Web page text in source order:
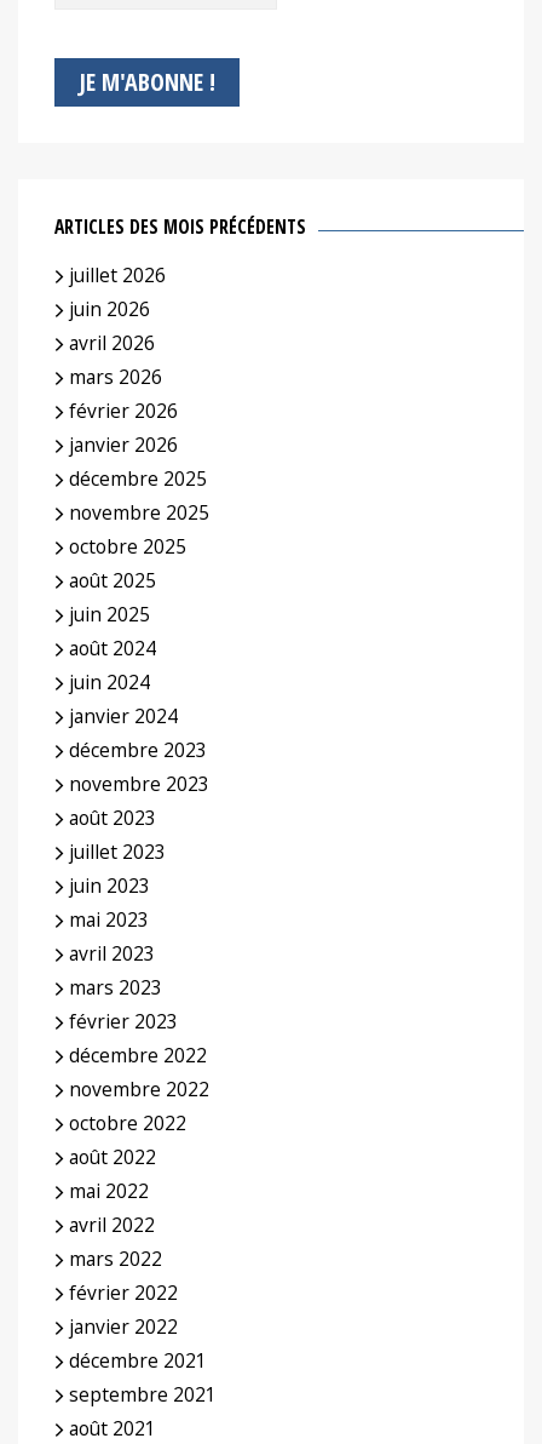
ARTICLES DES MOIS PRÉCÉDENTS
juillet 2026
juin 2026
avril 2026
mars 2026
février 2026
janvier 2026
décembre 2025
novembre 2025
octobre 2025
août 2025
juin 2025
août 2024
juin 2024
janvier 2024
décembre 2023
novembre 2023
août 2023
juillet 2023
juin 2023
mai 2023
avril 2023
mars 2023
février 2023
décembre 2022
novembre 2022
octobre 2022
août 2022
mai 2022
avril 2022
mars 2022
février 2022
janvier 2022
décembre 2021
septembre 2021
août 2021